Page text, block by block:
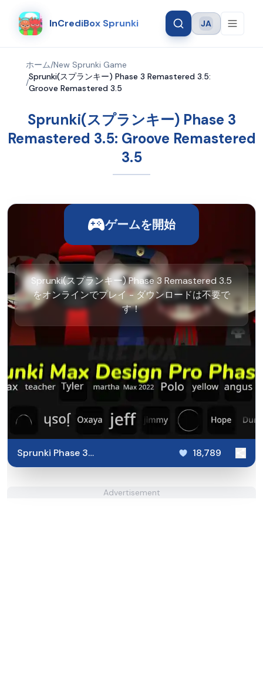
InCrediBox Sprunki Language
JA
ホーム/New Sprunki Game
/
Sprunki(スプランキー) Phase 3 Remastered 3.5:
Groove Remastered 3.5
Sprunki(スプランキー) Phase 3
Remastered 3.5: Groove Remastered
3.5
ゲームを開始
Sprunki(スプランキー) Phase 3 Remastered 3.5
をオンラインでプレイ - ダウンロードは不要で
す！
Sprunki Phase 3
Remastered 3.5
18,789
Advertisement